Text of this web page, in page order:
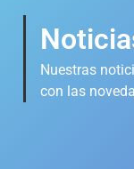
Nuestras
con las